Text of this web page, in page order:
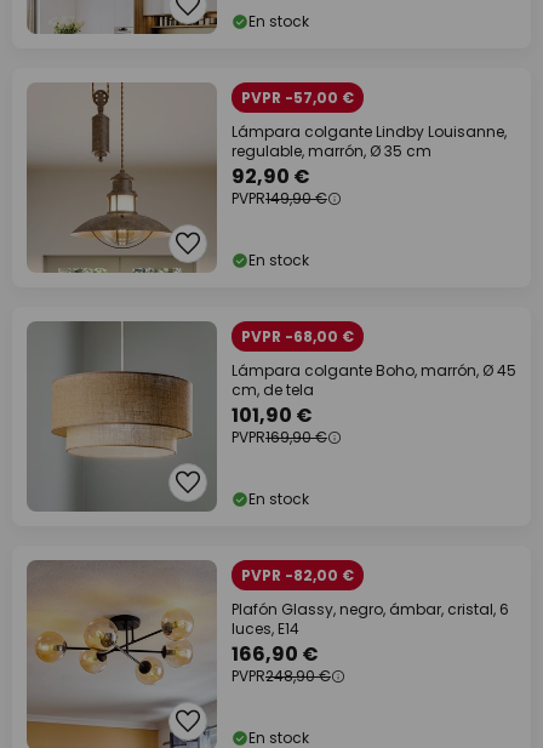
En stock
PVPR -57,00 €
Lámpara colgante Lindby Louisanne,
regulable, marrón, Ø 35 cm
92,90 €
PVPR149,90 €
En stock
PVPR -68,00 €
Lámpara colgante Boho, marrón, Ø 45
cm, de tela
101,90 €
PVPR169,90 €
En stock
PVPR -82,00 €
Plafón Glassy, negro, ámbar, cristal, 6
luces, E14
166,90 €
PVPR248,90 €
En stock